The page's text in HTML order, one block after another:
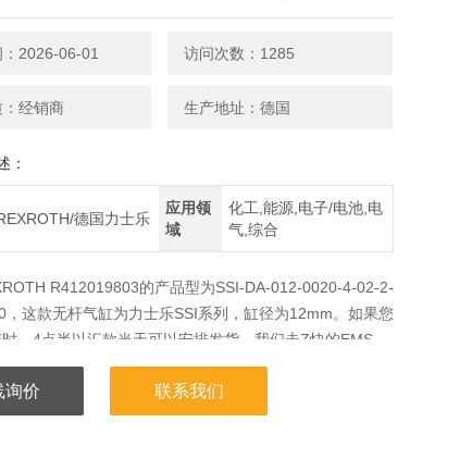
：2026-06-01 访问次数：1285
经销商 生产地址：德国
：
德国力士乐
应用领
域
化工,能源,电子/电池,电
气,综合
R412019803的产品型为SSI-DA-012-0020-4-02-2-
这款无杆气缸为力士乐SSI系列，缸径为12mm。如果您
。4点半以汇款当天可以安排发货，我们走Z快的EMS，
大陆哪个地，都可以到自我们的货。
询价 联系我们